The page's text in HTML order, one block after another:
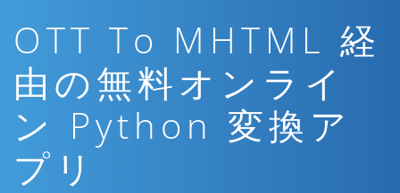
OTT To MHTML 経
由の無料オンライ
ン Python 変換ア
プリ